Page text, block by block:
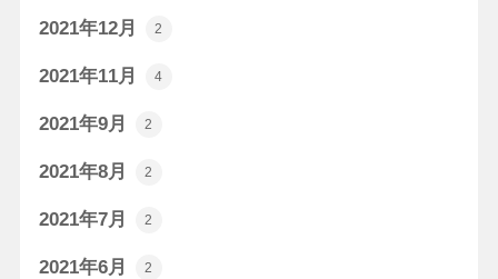
2021年12月 2
2021年11月 4
2021年9月 2
2021年8月 2
2021年7月 2
2021年6月 2